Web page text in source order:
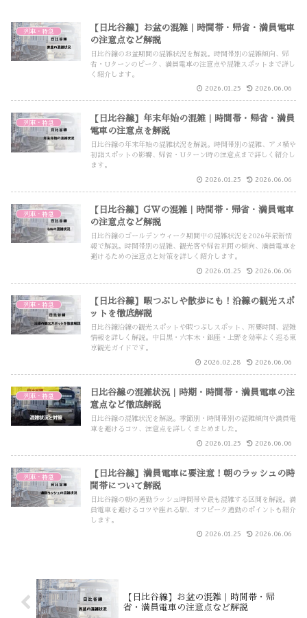
列車・特急
【日比谷線】お盆の混雑｜時間帯・帰省・満員電車
の注意点など解説
日比谷線のお盆期間の混雑状況を解説。時間帯別の混雑傾向、帰
省・Uターンのピーク、満員電車の注意点や混雑スポットまで詳し
く紹介します。
2026.01.25 2026.06.06
列車・特急
【日比谷線】年末年始の混雑｜時間帯・帰省・満員
電車の注意点を解説
日比谷線の年末年始の混雑状況を解説。時間帯別の混雑、アメ横や
初詣スポットの影響、帰省・Uターン時の注意点まで詳しく紹介し
ます。
2026.01.25 2026.06.06
列車・特急
【日比谷線】GWの混雑｜時間帯・帰省・満員電車
の注意点など解説
日比谷線のゴールデンウィーク期間中の混雑状況を2026年最新情
報で解説。時間帯別の混雑、観光客や帰省利用の傾向、満員電車を
避けるための注意点と対策を詳しく紹介します。
2026.01.25 2026.06.06
列車・特急
【日比谷線】暇つぶしや散歩にも！沿線の観光スポ
ットを徹底解説
日比谷線沿線の観光スポットや暇つぶしスポット、所要時間、混雑
情報を詳しく解説。中目黒・六本木・銀座・上野を効率よく巡る東
京観光ガイドです。
2026.02.28 2026.06.06
列車・特急
日比谷線の混雑状況｜時期・時間帯・満員電車の注
意点など徹底解説
日比谷線の混雑状況を解説。季節別・時間帯別の混雑傾向や満員電
車を避けるコツ、注意点を詳しくまとめました。
2026.01.25 2026.06.06
列車・特急
【日比谷線】満員電車に要注意！朝のラッシュの時
間帯について解説
日比谷線の朝の通勤ラッシュ時間帯や最も混雑する区間を解説。満
員電車を避けるコツや座れる駅、オフピーク通勤のポイントも紹介
します。
2026.01.25 2026.06.06
【日比谷線】お盆の混雑｜時間帯・帰
省・満員電車の注意点など解説